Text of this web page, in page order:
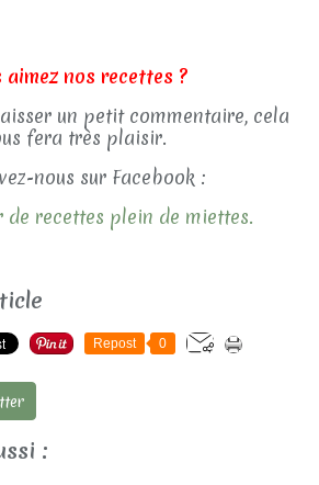
aimez nos recettes ?
un petit commentaire, cela
fera très plaisir.
nous sur Facebook :
de recettes plein de miettes.
Repost 0
: